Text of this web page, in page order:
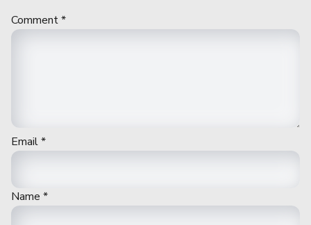
Comment*
Email*
Name *